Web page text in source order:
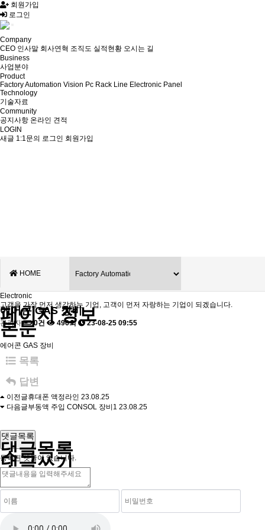
회원가입
로그인
Company
CEO 인사말 회사연혁 조직도 실적현황 오시는 길
Business
사업분야
Product
Factory Automation Vision Pc Rack Line Electronic Panel
Technology
기술자료
Community
공지사항 온라인 견적
LOGIN
새글 1:1문의 로그인 회원가입
HOME
Electronic
고객을 가장 먼저 생각하는 기업, 고객이 먼저 자랑하는 기업이 되겠습니다.
에어콘 GAS 장비
페이지 정보
관리자 0건 496회 23-08-25 09:55
본문
에어콘 GAS 장비
목록
답변
이전글휴대폰 액정라인 23.08.25
다음글부동액 주입 CONSOL 장비1 23.08.25
댓글목록
댓글목록
등록된 댓글이 없습니다.
댓글쓰기